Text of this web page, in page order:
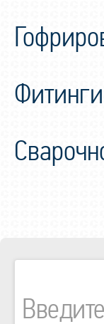
Фитинги